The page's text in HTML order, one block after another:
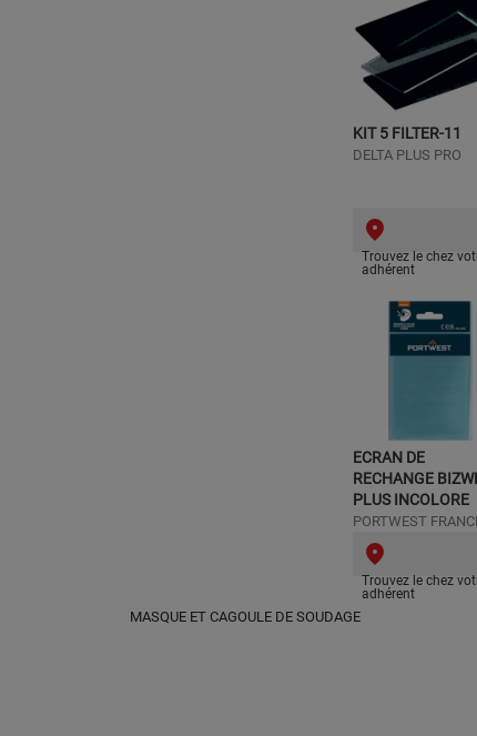
KIT 5 FILTER-11
DELTA PLUS PRO
Trouvez le chez
adhérent
ECRAN DE
RECHANGE
PLUS INCOLORE
PORTWEST
Trouvez le chez
adhérent
MASQUE ET CAGOULE DE SOUDAGE